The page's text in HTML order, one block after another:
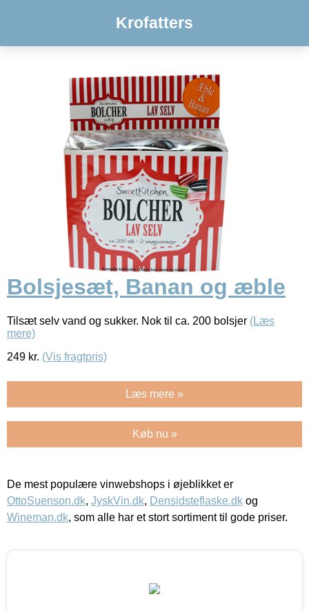
Krofatters
Bolsjesæt, Banan og æble
Tilsæt selv vand og sukker. Nok til ca. 200 bolsjer (Læs
mere)
249 kr. (Vis fragtpris)
Læs mere »
Køb nu »
De mest populære vinwebshops i øjeblikket er
OttoSuenson.dk, JyskVin.dk, Densidsteflaske.dk og
Wineman.dk, som alle har et stort sortiment til gode priser.